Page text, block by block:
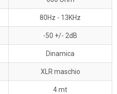
80Hz - 13KHz
-50 +/- 2dB
Dinamica
XLR maschio
4 mt